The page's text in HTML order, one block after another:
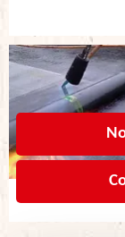
Etanchéité de